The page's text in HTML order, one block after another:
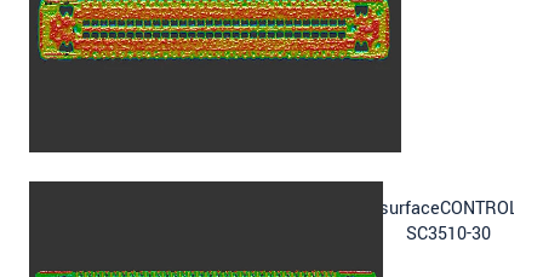
surfaceCONTROL
SC3510-30